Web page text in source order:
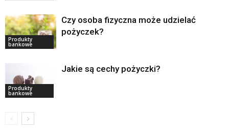
Produkty
bankowe
Czy osoba fizyczna może udzielać
pożyczek?
Produkty
bankowe
Jakie są cechy pożyczki?